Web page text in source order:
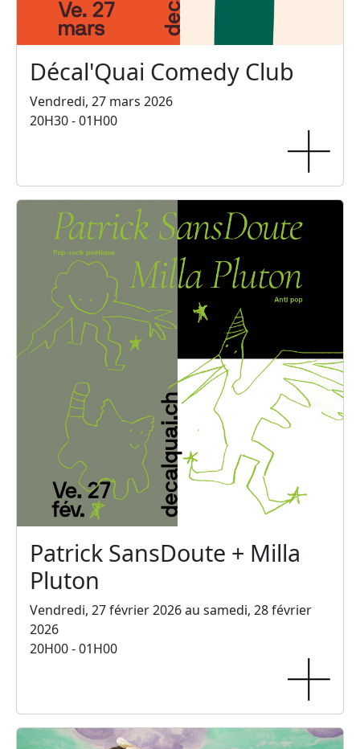
Décal'Quai Comedy Club
Vendredi, 27 mars 2026
20H30 - 01H00
Patrick SansDoute + Milla
Pluton
Vendredi, 27 février 2026 au samedi, 28 février
2026
20H00 - 01H00